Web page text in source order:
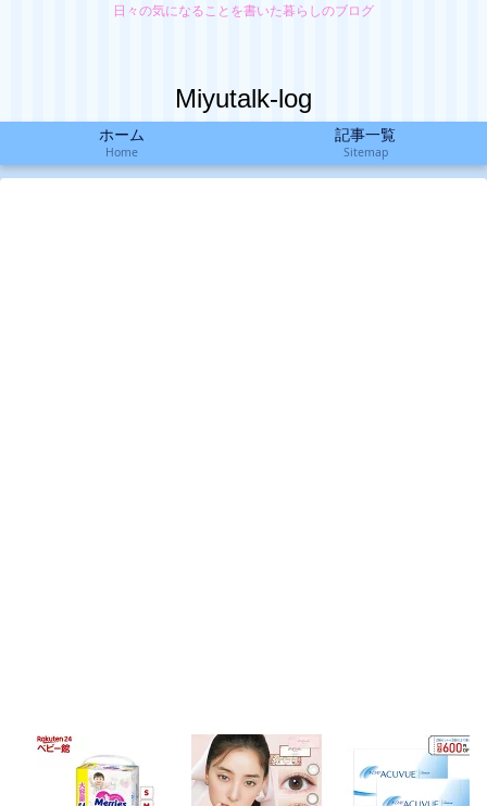
日々の気になることを書いた暮らしのブログ
Miyutalk-log
ホーム
Home
記事一覧
Sitemap